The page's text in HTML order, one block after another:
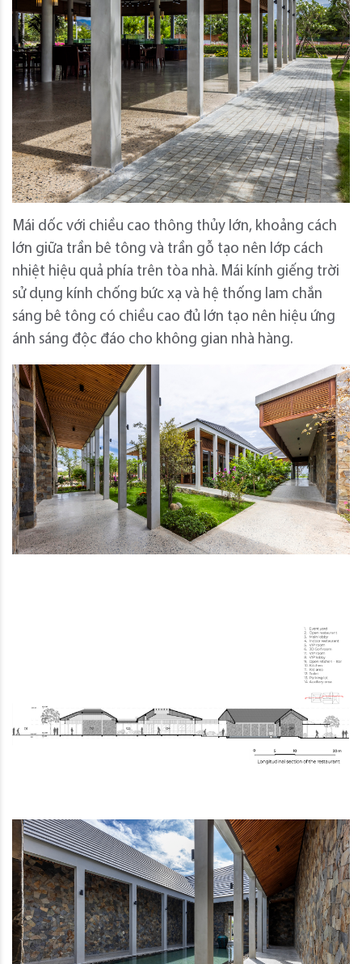
Mái dốc với chiều cao thông thủy lớn, khoảng cách
lớn giữa trần bê tông và trần gỗ tạo nên lớp cách
nhiệt hiệu quả phía trên tòa nhà. Mái kính giếng trời
sử dụng kính chống bức xạ và hệ thống lam chắn
sáng bê tông có chiều cao đủ lớn tạo nên hiệu ứng
ánh sáng độc đáo cho không gian nhà hàng.